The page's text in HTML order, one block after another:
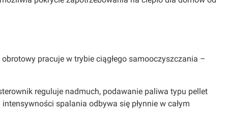
obrotowy pracuje w trybie ciągłego samooczyszczania –
reguluje nadmuch, podawanie paliwa typu pellet
spalania odbywa się płynnie w całym